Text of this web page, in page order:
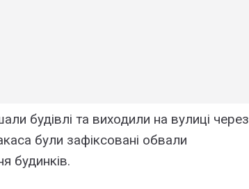
будівлі та виходили на вулиці через
були зафіксовані обвали
будинків.